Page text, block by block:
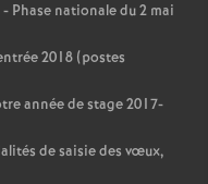
Phase nationale du 2 mai
2018 (postes
année de stage 2017-
de saisie des vœux,